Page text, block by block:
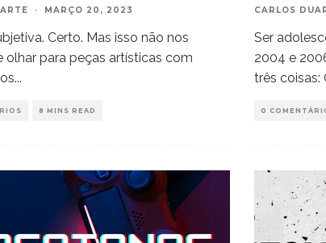
· MARÇO 20, 2023
Certo. Mas isso não nos
olhar para peças artísticas com
...
8 MINS READ
CARLOS
Ser
2004 e
três coisas:
0